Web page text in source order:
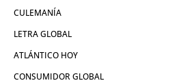
CULEMANÍA
LETRA GLOBAL
ATLÁNTICO HOY
CONSUMIDOR GLOBAL